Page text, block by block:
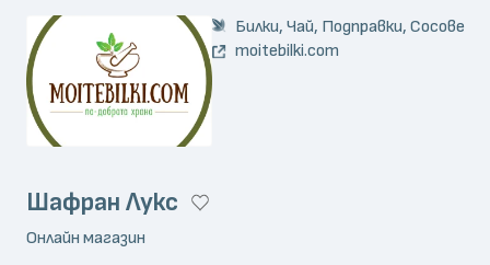
Билки, Чай, Подправки, Сосове
moitebilki.com
Шафран Лукс
Онлайн магазин